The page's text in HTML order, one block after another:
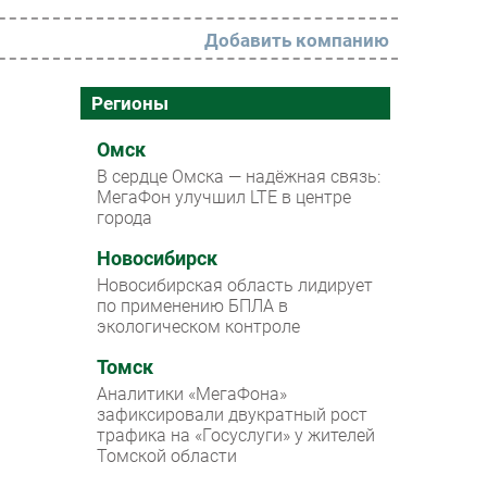
РАЗДЕЛЫ
Новости
Аналитика
Интервью
Мероприятия
Проекты
IT класс
Тестовый стенд
Каталог компаний
Добавить компанию
Регионы
Омск
В сердце Омска — надёжная связь:
МегаФон улучшил LTE в центре
города
Новосибирск
Новосибирская область лидирует
по применению БПЛА в
экологическом контроле
Томск
Аналитики «МегаФона»
зафиксировали двукратный рост
трафика на «Госуслуги» у жителей
Томской области